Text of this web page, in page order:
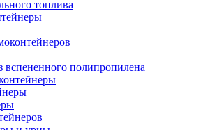
топлива
вспененного полипропилена